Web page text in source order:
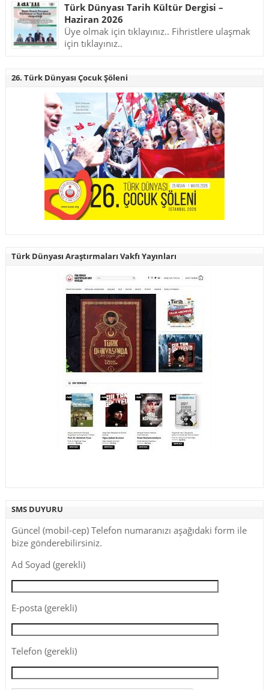
Türk Dünyası Tarih Kültür Dergisi –
Haziran 2026
Üye olmak için tıklayınız.. Fihristlere ulaşmak
için tıklayınız..
26. Türk Dünyası Çocuk Şöleni
Türk Dünyası Araştırmaları Vakfı Yayınları
SMS DUYURU
Güncel (mobil-cep) Telefon numaranızı aşağıdaki form ile
bize gönderebilirsiniz.
Ad Soyad (gerekli)
E-posta (gerekli)
Telefon (gerekli)